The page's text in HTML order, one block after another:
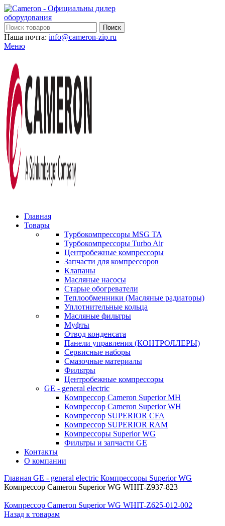
Поиск
Наша почта: info@cameron-zip.ru
Меню
Главная
Товары
Турбокомпрессоры MSG TA
Турбокомпрессоры Turbo Air
Центробежные компрессоры
Запчасти для компрессоров
Клапаны
Масляные насосы
Старые обогреватели
Теплообменники (Масляные радиаторы)
Уплотнительные кольца
Масляные фильтры
Муфты
Отвод конденсата
Панели управления (КОНТРОЛЛЕРЫ)
Сервисные наборы
Смазочные материалы
Фильтры
Центробежные компрессоры
GE - general electric
Компрессор Cameron Superior MH
Компрессор Cameron Superior WH
Компрессор SUPERIOR CFA
Компрессор SUPERIOR RAM
Компрессоры Superior WG
Фильтры и запчасти GE
Контакты
О компании
Главная GE - general electric Компрессоры Superior WG
Компрессор Cameron Superior WG WHIT-Z937-823
Компрессор Cameron Superior WG WHIT-Z625-012-002
Назад к товарам